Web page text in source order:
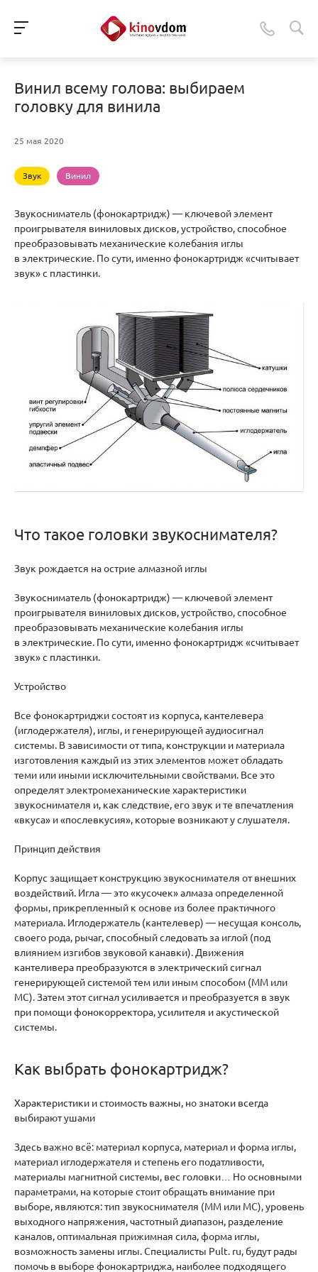
Винил всему голова: выбираем
головку для винила
25 мая 2020
Звук Винил
Звукосниматель (фонокартридж) — ключевой элемент
проигрывателя виниловых дисков, устройство, способное
преобразовывать механические колебания иглы
в электрические. По сути, именно фонокартридж «считывает
звук» с пластинки.
Что такое головки звукоснимателя?
Звук рождается на острие алмазной иглы
Звукосниматель (фонокартридж) — ключевой элемент
проигрывателя виниловых дисков, устройство, способное
преобразовывать механические колебания иглы
в электрические. По сути, именно фонокартридж «считывает
звук» с пластинки.
Устройство
Все фонокартриджи состоят из корпуса, кантелевера
(иглодержателя), иглы, и генерирующей аудиосигнал
системы. В зависимости от типа, конструкции и материала
изготовления каждый из этих элементов может обладать
теми или иными исключительными свойствами. Все это
определят электромеханические характеристики
звукоснимателя и, как следствие, его звук и те впечатления
«вкуса» и «послевкусия», которые возникают у слушателя.
Принцип действия
Корпус защищает конструкцию звукоснимателя от внешних
воздействий. Игла — это «кусочек» алмаза определенной
формы, прикрепленный к основе из более практичного
материала. Иглодержатель (кантелевер) — несущая консоль,
своего рода, рычаг, способный следовать за иглой (под
влиянием изгибов звуковой канавки). Движения
кантеливера преобразуются в электрический сигнал
генерирующей системой тем или иным способом (ММ или
МС). Затем этот сигнал усиливается и преобразуется в звук
при помощи фонокорректора, усилителя и акустической
системы.
Как выбрать фонокартридж?
Характеристики и стоимость важны, но знатоки всегда
выбирают ушами
Здесь важно всё: материал корпуса, материал и форма иглы,
материал иглодержателя и степень его податливости,
материалы магнитной системы, вес головки… Но основными
параметрами, на которые стоит обращать внимание при
выборе, являются: тип звукоснимателя (ММ или МС), уровень
выходного напряжения, частотный диапазон, разделение
каналов, оптимальная прижимная сила, форма иглы,
возможность замены иглы. Специалисты Pult. ru, будут рады
помочь в выборе фонокартриджа, наиболее подходящего